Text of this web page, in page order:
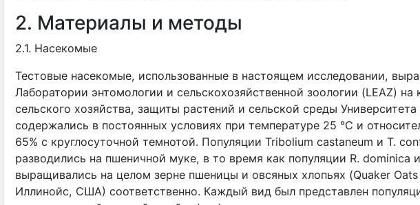
2. Материалы и методы
2.1. Насекомые
Тестовые насекомые, использованные в настоящем исследовании,
Лаборатории энтомологии и сельскохозяйственной зоологии (LEAZ) на
сельского хозяйства, защиты растений и сельской среды
содержались в постоянных условиях при температуре 25 °C и
65% с круглосуточной темнотой. Популяции Tribolium castaneum и T.
разводились на пшеничной муке, в то время как популяции R. dominica и
выращивались на целом зерне пшеницы и овсяных хлопьях (Quaker Oats
Иллинойс, США) соответственно. Каждый вид был представлен